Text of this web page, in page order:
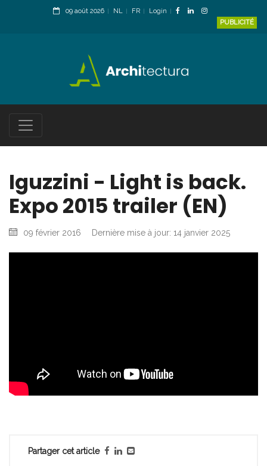
09 août 2026 NL FR
Login
PUBLICITÉ
Iguzzini - Light is back.
Expo 2015 trailer (EN)
09 février 2016 Dernière mise à jour: 14 janvier 2025
Partager cet article